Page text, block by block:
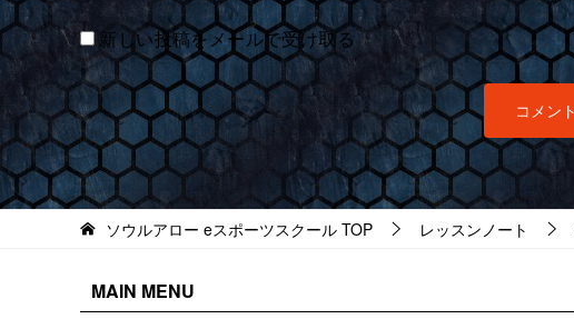
新しい投稿をメールで受け取る
ソウルアロー eスポーツスクール TOP レッスンノート
MAIN MENU